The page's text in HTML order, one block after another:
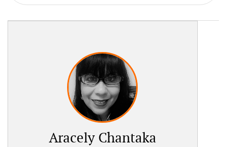
Aracely Chantaka